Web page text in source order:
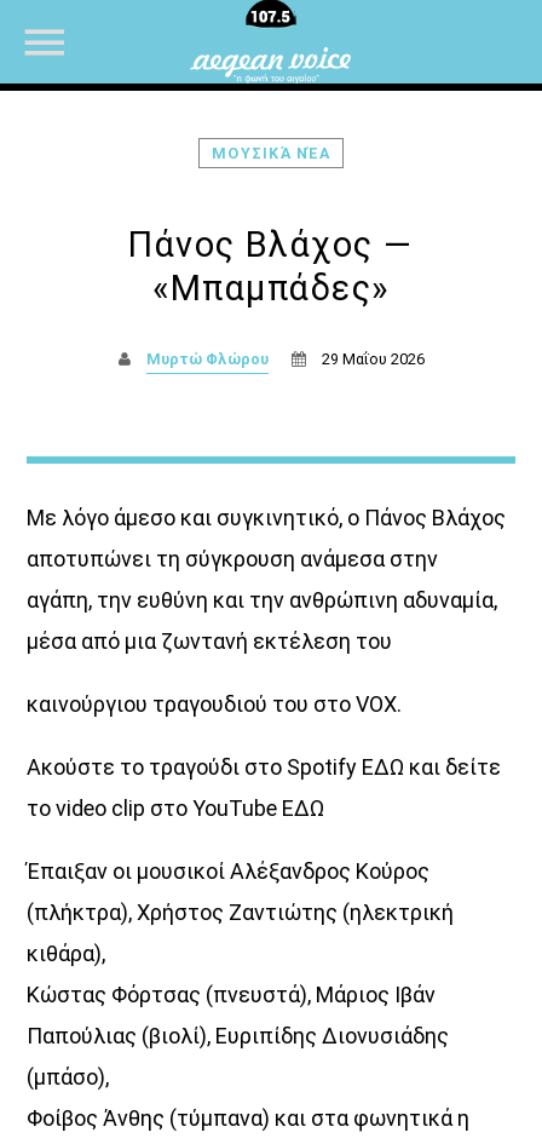
ΔΙΚΤΥΩΣΗ ΜΕ VOICE 102,5
ΜΟΥΣΙΚΆ ΝΈΑ
Πάνος Βλάχος —
«Μπαμπάδες»
Μυρτώ Φλώρου 29 Μαΐου 2026
Με λόγο άμεσο και συγκινητικό, ο Πάνος Βλάχος
αποτυπώνει τη σύγκρουση ανάμεσα στην
αγάπη, την ευθύνη και την ανθρώπινη αδυναμία,
μέσα από μια ζωντανή εκτέλεση του
καινούργιου τραγουδιού του στο VOX.
Ακούστε το τραγούδι στο Spotify ΕΔΩ και δείτε
το video clip στο YouTube ΕΔΩ
Έπαιξαν οι μουσικοί Αλέξανδρος Κούρος
(πλήκτρα), Χρήστος Ζαντιώτης (ηλεκτρική
κιθάρα),
Κώστας Φόρτσας (πνευστά), Μάριος Ιβάν
Παπούλιας (βιολί), Ευριπίδης Διονυσιάδης
(μπάσο),
Φοίβος Άνθης (τύμπανα) και στα φωνητικά η